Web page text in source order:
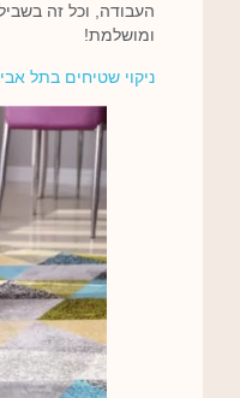
העבודה, וכל זה
ומושלמת!
ניקוי שטיחים בתל אביב